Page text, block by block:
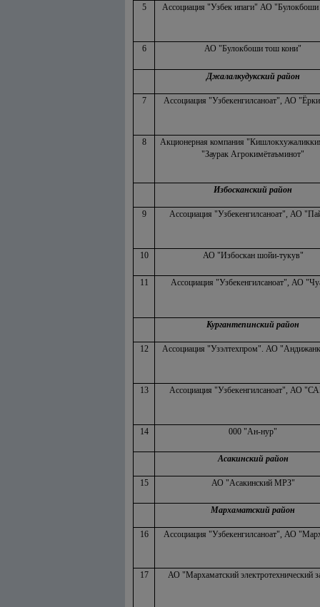
5 Ассоциация "Узбек ипаги" АО "Булокбоши
6 АО "Булокбоши тош кони"
Джалалкудукский район
7 Ассоциация "Узбекенгилсаноат", АО
8
Акционерная компания
"Заурак Агрокимётаъминот"
Избосканский район
9 Ассоциация "Узбекенгилсаноат", АО
10 АО "Избоскан шойи-тукув"
11 Ассоциация "Узбекенгилсаноат", АО
Кургантепинский район
12 Ассоциация "Узэлтехпром". АО
13 Ассоциация "Узбекенгилсаноат", АО
14 000 "Ан-нур"
Асакинский район
15 АО "Асакинский МРЗ"
Мархаматский район
16 Ассоциация "Узбекенгилсаноат", АО
17 АО "Мархаматский электротехнический